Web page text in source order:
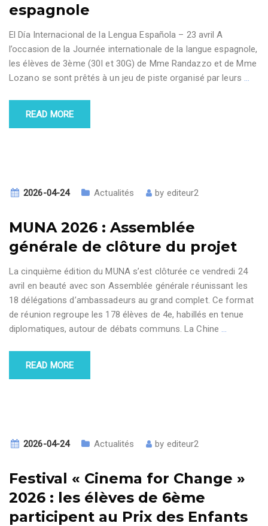
espagnole
El Día Internacional de la Lengua Española – 23 avril A
l’occasion de la Journée internationale de la langue espagnole,
les élèves de 3ème (30I et 30G) de Mme Randazzo et de Mme
Lozano se sont prêtés à un jeu de piste organisé par leurs …
READ MORE
2026-04-24 Actualités by editeur2
MUNA 2026 : Assemblée
générale de clôture du projet
La cinquième édition du MUNA s’est clôturée ce vendredi 24
avril en beauté avec son Assemblée générale réunissant les
18 délégations d’ambassadeurs au grand complet. Ce format
de réunion regroupe les 178 élèves de 4e, habillés en tenue
diplomatiques, autour de débats communs. La Chine …
READ MORE
2026-04-24 Actualités by editeur2
Festival « Cinema for Change »
2026 : les élèves de 6ème
participent au Prix des Enfants